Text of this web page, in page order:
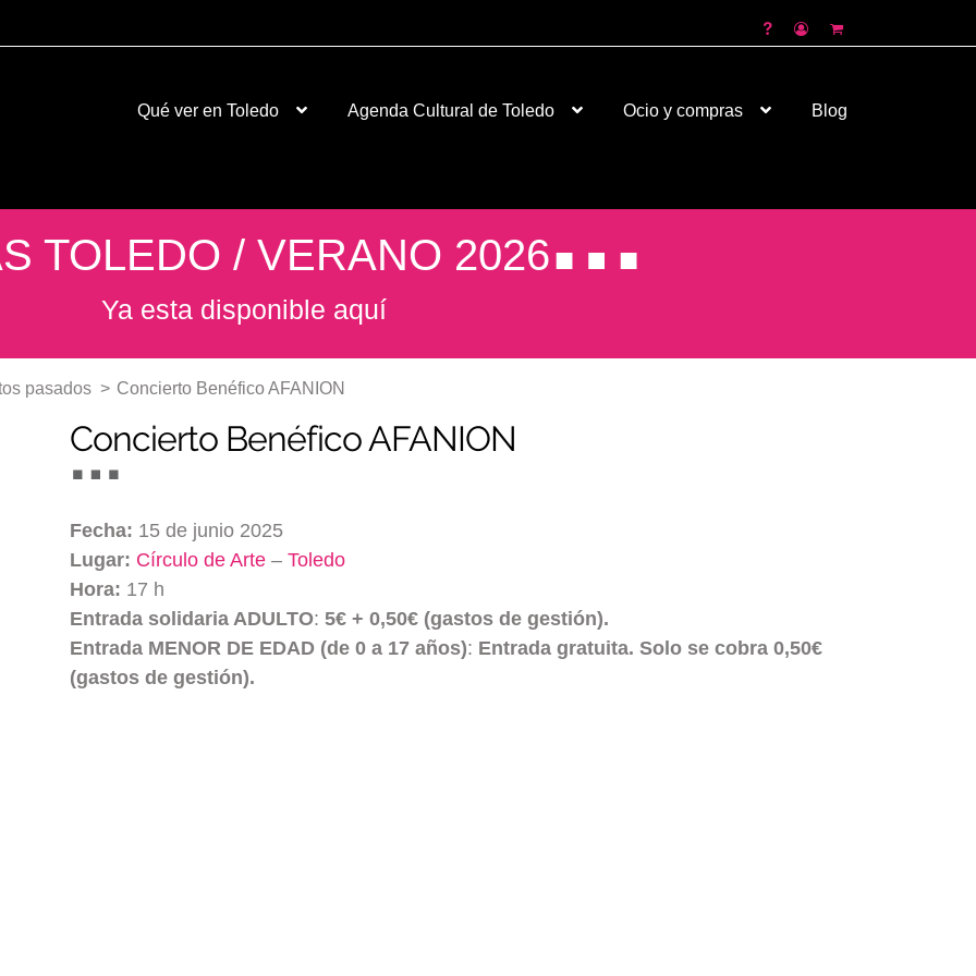
Qué ver en Toledo Agenda Cultural de Toledo Ocio y compras Blog
TOLEDO / VERANO 2026
Ya esta disponible aquí
pasados > Concierto Benéfico AFANION
Concierto Benéfico AFANION
Fecha: 15 de junio 2025
Lugar: Círculo de Arte –Toledo
Hora: 17 h
Entrada solidaria ADULTO:5€ + 0,50€ (gastos de gestión).
Entrada MENOR DE EDAD (de 0 a 17 años): Entrada gratuita. Solo se cobra 0,50€
(gastos de gestión).